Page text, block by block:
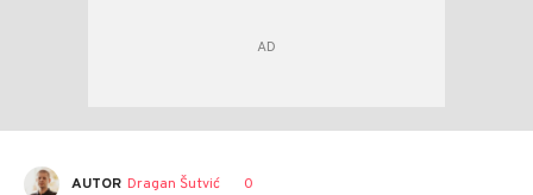
AUTOR Dragan Šutvić 0